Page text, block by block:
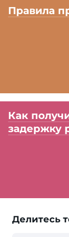
Правила
Как
задержку
Делитесь